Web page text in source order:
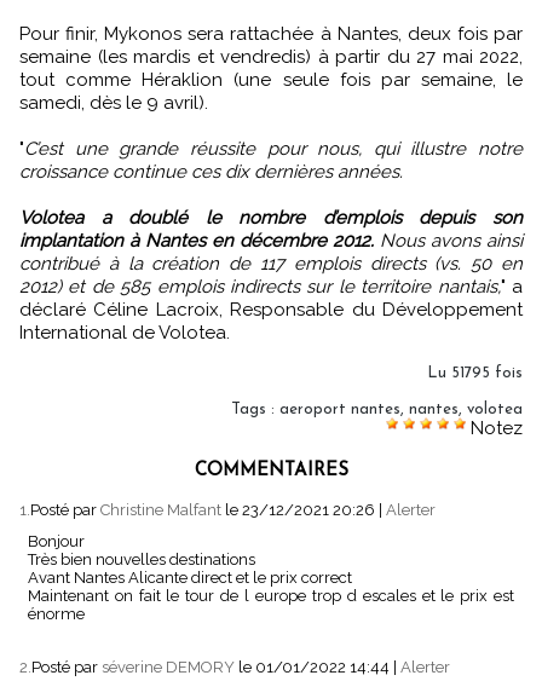
Pour finir, Mykonos sera rattachée à Nantes, deux fois par
semaine (les mardis et vendredis) à partir du 27 mai 2022,
tout comme Héraklion (une seule fois par semaine, le
samedi, dès le 9 avril).
"C’est une grande réussite pour nous, qui illustre notre
croissance continue ces dix dernières années.
Volotea a doublé le nombre d’emplois depuis son
implantation à Nantes en décembre 2012. Nous avons ainsi
contribué à la création de 117 emplois directs (vs. 50 en
2012) et de 585 emplois indirects sur le territoire nantais," a
déclaré Céline Lacroix, Responsable du Développement
International de Volotea.
Lu 51795 fois
Tags : aeroport nantes nantes volotea
Notez
COMMENTAIRES
1. Posté par Christine Malfant le 23/12/2021 20:26 | Alerter
Bonjour
Très bien nouvelles destinations
Avant Nantes Alicante direct et le prix correct
Maintenant on fait le tour de l europe trop d escales et le prix est
énorme
2. Posté par séverine DEMORY le 01/01/2022 14:44 | Alerter